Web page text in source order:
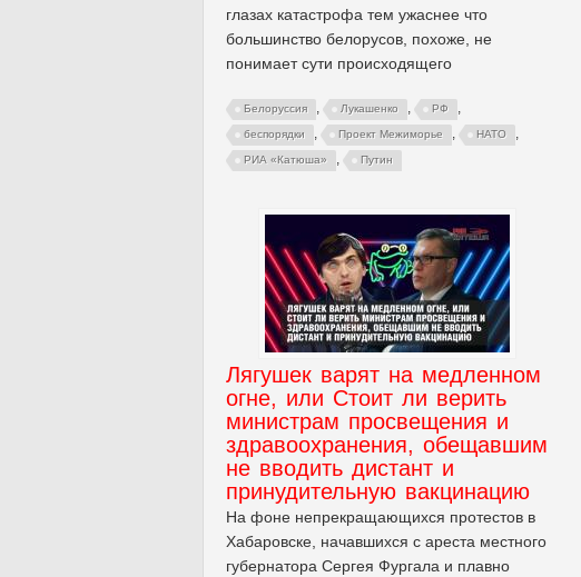
глазах катастрофа тем ужаснее что
большинство белорусов, похоже, не
понимает сути происходящего
Белоруссия , Лукашенко , РФ ,
беспорядки , Проект Межиморье , НАТО ,
РИА «Катюша» , Путин
Лягушек варят на медленном
огне, или Стоит ли верить
министрам просвещения и
здравоохранения, обещавшим
не вводить дистант и
принудительную вакцинацию
На фоне непрекращающихся протестов в
Хабаровске, начавшихся с ареста местного
губернатора Сергея Фургала и плавно